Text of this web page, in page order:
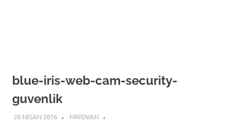
blue-iris-web-cam-security-
guvenlik
26 NISAN 2016 MRIDVAN